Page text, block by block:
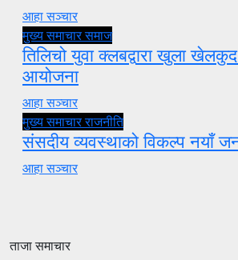
आहा सञ्चार
मुख्य समाचारसमाज
तिलिचो युवा क्लबद्वारा खुला खेलकुद
आयोजना
आहा सञ्चार
मुख्य समाचारराजनीति
संसदीय व्यवस्थाको विकल्प नयाँ
आहा सञ्चार
ताजा समाचार